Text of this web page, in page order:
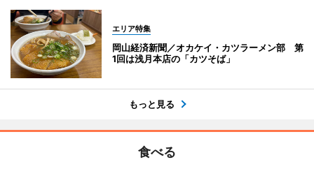
エリア特集
岡山経済新聞／オカケイ・カツラーメン部 第
1回は浅月本店の「カツそば」
もっと見る
食べる